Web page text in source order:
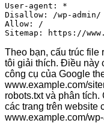
User-agent: *
Disallow: /wp-admin/
Allow: /
Sitemap: https://
Theo bạn, cấu trúc file
tôi giải thích. Điều này
công cụ của Google
www.example.com/
robots.txt và phân
các trang trên website
www.example.com/